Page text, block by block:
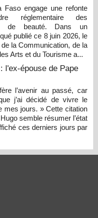
Faso engage une refonte
réglementaire des
de beauté. Dans un
publié ce 8 juin 2026, le
la Communication, de la
Arts et du Tourisme a...
l'ex-épouse de Pape
l’avenir au passé, car
j’ai décidé de vivre le
mes jours. » Cette citation
semble résumer l’état
ces derniers jours par